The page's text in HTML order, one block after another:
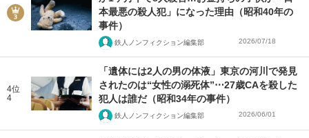
本最悪の殺人犯」になった理由（昭和40年の
事件）
鉄人ノンフィクション編集部 2026/07/18
4位
4
「遺体には2人の男の体液」東京の河川で発見
されたのは“女性の溺死体”⋯27歳CAを殺した
犯人は誰だ（昭和34年の事件）
鉄人ノンフィクション編集部 2026/06/01